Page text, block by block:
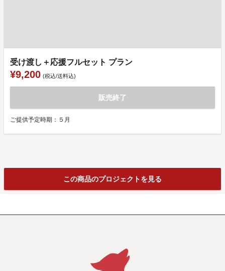
受け渡し＋応援フルセット プラン
¥9,200 (税込/送料込)
販売終了
ご提供予定時期：５月
この商品のプロジェクトを見る